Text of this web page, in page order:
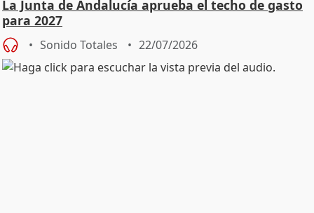
La Junta de Andalucía aprueba el techo de gasto
para 2027
Sonido Totales 22/07/2026